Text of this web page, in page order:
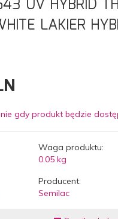
UV HYBRID
LAKIER
gdy produkt będzie
Waga produktu:
0.05 kg
Producent:
Semilac